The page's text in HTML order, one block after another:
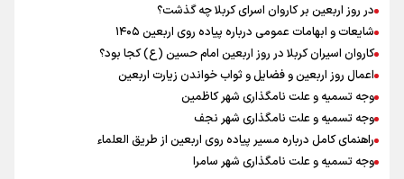
در روز اربعین بر کاروان اسرای کربلا چه گذشت؟
شایعات و ابهامات عمومی درباره پیاده روی اربعین ۱۴۰۵
کاروان اسیران کربلا در روز اربعین امام حسین (ع) کجا بود؟
اعمال روز اربعین و فضایل و ثواب خواندن زیارت اربعین
وجه تسمیه و علت نامگذاری شهر کاظمین
وجه تسمیه و علت نامگذاری شهر نجف
راهنمای کامل درباره مسیر پیاده روی اربعین از طریق العلماء
وجه تسمیه و علت نامگذاری شهر سامرا